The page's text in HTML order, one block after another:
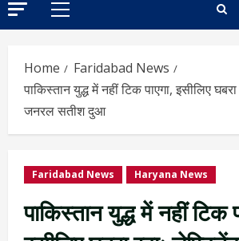
Home
Faridabad News
पाकिस्तान युद्ध में नहीं टिक पाएगा, इसीलिए
जनरल सतीश दुआ
Faridabad News Haryana News
पाकिस्तान युद्ध में नहीं टिक